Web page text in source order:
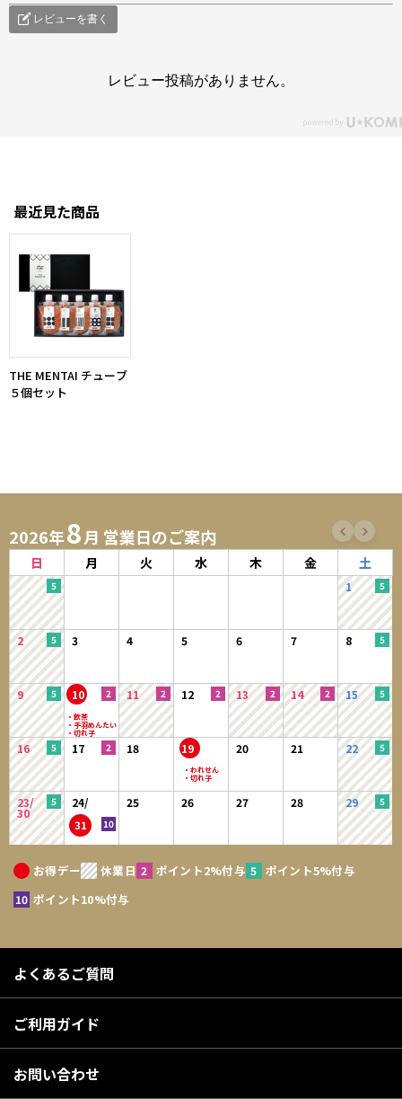
レビューを書く
レビュー投稿がありません。
最近見た商品
THE MENTAI チューブ
５個セット
2026年8月 営業日のご案内
日 月 火 水 木 金 土
1
2 3 4 5 6 7 8
9 10 11 12 13 14 15
16 17 18 19 20 21 22
23/
30
24/
31
25 26 27 28 29
お得デー 休業日 ポイント2%付与
ポイント5%付与
ポイント10%付与
よくあるご質問
ご利用ガイド
お問い合わせ